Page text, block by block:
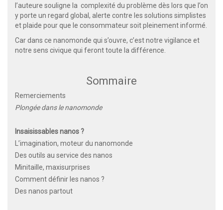
l’auteure souligne la complexité du problème dès lors que l’on
y porte un regard global, alerte contre les solutions simplistes
et plaide pour que le consommateur soit pleinement informé.
Car dans ce nanomonde qui s’ouvre, c’est notre vigilance et
notre sens civique qui feront toute la différence.
Sommaire
Remerciements
Plongée dans le nanomonde
Insaisissables nanos ?
L’imagination, moteur du nanomonde
Des outils au service des nanos
Minitaille, maxisurprises
Comment définir les nanos ?
Des nanos partout